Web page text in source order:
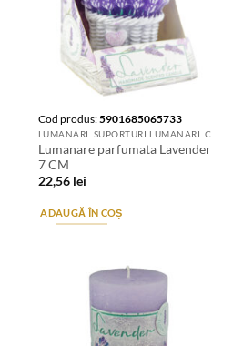
Cod produs:5901685065733
Lumanare parfumata Lavender
7 CM
22,56 lei
ADAUGĂ ÎN COȘ